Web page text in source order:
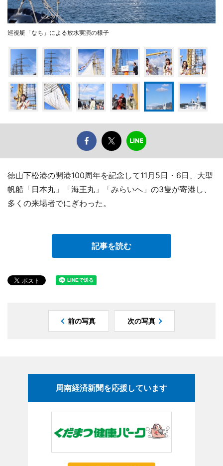
巡視艇「なち」による放水実演の様子
徳山下松港の開港100周年を記念して11月5日・6日、大型
帆船「日本丸」「海王丸」「みらいへ」の3隻が寄港し、
多くの来場者でにぎわった。
記事を読む
前の写真 次の写真
周南経済新聞を応援しています